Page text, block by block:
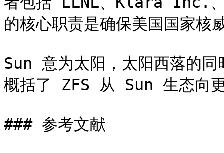
的核心职责是确保美国国家核
Sun 意为太阳，太阳西落的
概括了 ZFS 从 Sun 生态向
### 参考文献